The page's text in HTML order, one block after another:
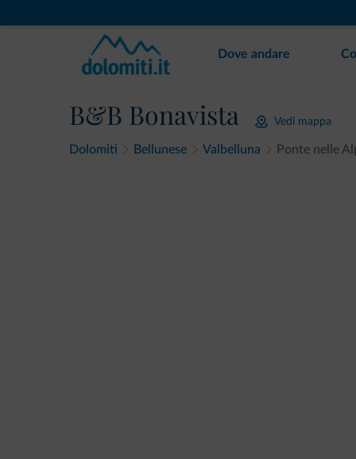
Dove andare
B&B Bonavista Vedi mappa
Dolomiti Bellunese Valbelluna Ponte nelle